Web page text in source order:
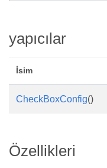
yapıcılar
İsim
CheckBoxConfig()
Özellikleri